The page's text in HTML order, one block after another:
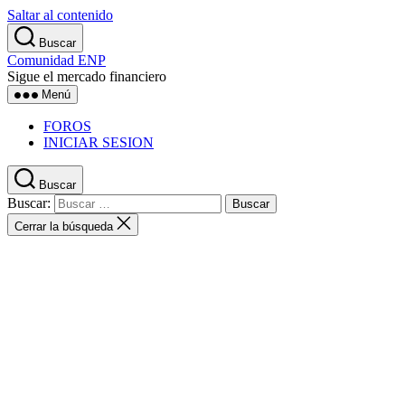
Saltar al contenido
Buscar
Comunidad ENP
Sigue el mercado financiero
Menú
FOROS
INICIAR SESION
Buscar
Buscar:
Cerrar la búsqueda